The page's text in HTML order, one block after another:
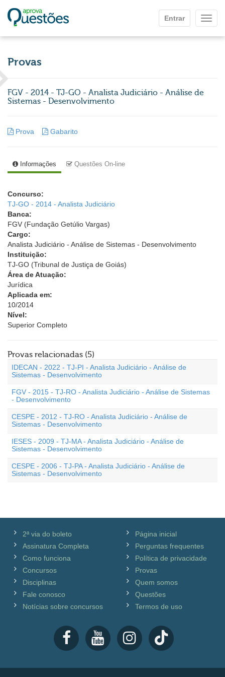
Entrar
Provas
FGV - 2014 - TJ-GO - Analista Judiciário - Análise de
Sistemas - Desenvolvimento
Prova Gabarito
Informações Questões On-line
Concurso:
TJ-GO - 2014 - Analista Judiciário
Banca:
FGV (Fundação Getúlio Vargas)
Cargo:
Analista Judiciário - Análise de Sistemas - Desenvolvimento
Instituição:
TJ-GO (Tribunal de Justiça de Goiás)
Área de Atuação:
Jurídica
Aplicada em:
10/2014
Nível:
Superior Completo
Provas relacionadas (5)
IDECAN - 2022 - TJ-PI - Analista Judiciário - Análise de
Sistemas - Desenvolvimento
FGV - 2015 - TJ-RO - Analista Judiciário - Análise de Sistemas
- Desenvolvimento
CESPE - 2012 - TJ-RO - Analista Judiciário - Análise de
Sistemas - Desenvolvimento
IESES - 2009 - TJ-MA - Analista Judiciário - Análise de
Sistemas - Desenvolvimento
CESPE - 2006 - TJ-PA - Analista Judiciário - Análise de
Sistemas - Desenvolvimento
2ª via do boleto
Assinatura Completa
Como funciona
Concursos
Disciplinas
Fale conosco
Notícias sobre concursos
Página inicial
Perguntas frequentes
Política de privacidade
Provas
Quem somos
Questões
Termos de uso